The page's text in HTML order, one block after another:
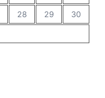
28 29
30